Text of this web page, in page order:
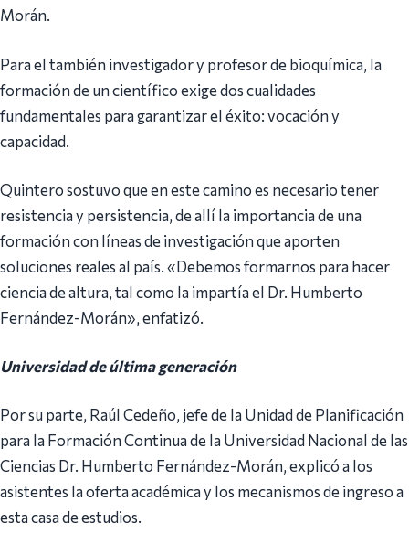
Morán.
Para el también investigador y profesor de bioquímica, la
formación de un científico exige dos cualidades
fundamentales para garantizar el éxito: vocación y
capacidad.
Quintero sostuvo que en este camino es necesario tener
resistencia y persistencia, de allí la importancia de una
formación con líneas de investigación que aporten
soluciones reales al país. «Debemos formarnos para hacer
ciencia de altura, tal como la impartía el Dr. Humberto
Fernández-Morán», enfatizó.
Universidad de última generación
Por su parte, Raúl Cedeño, jefe de la Unidad de Planificación
para la Formación Continua de la Universidad Nacional de las
Ciencias Dr. Humberto Fernández-Morán, explicó a los
asistentes la oferta académica y los mecanismos de ingreso a
esta casa de estudios.